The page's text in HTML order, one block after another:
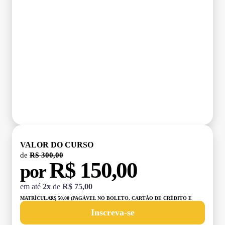
VALOR DO CURSO
de R$ 300,00
porR$ 150,00
em até 2x de R$ 75,00
MATRÍCULA:R$ 50,00 (PAGÁVEL NO BOLETO, CARTÃO DE CRÉDITO E
Inscreva-se